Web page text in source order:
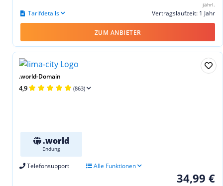
jährl.
Vertragslaufzeit: 1 Jahr
Tarifdetails
ZUM ANBIETER
.world-Domain
4,9 (863)
.world
Endung
Telefonsupport Alle Funktionen
34,99 €